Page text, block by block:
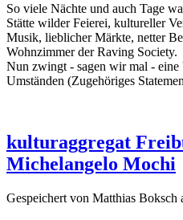
So viele Nächte und auch Tage
Stätte wilder Feierei, kultureller
Musik, lieblicher Märkte, netter
Wohnzimmer der Raving Society.
Nun zwingt - sagen wir mal -
Umständen (Zugehöriges
kulturaggregat
Michelangelo Mochi
Gespeichert von Matthias Boksch